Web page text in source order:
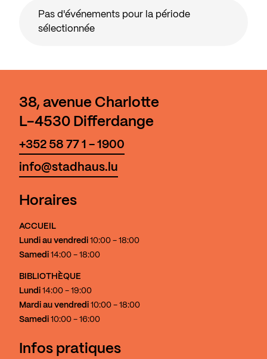
Pas d'événements pour la période
sélectionnée
38, avenue Charlotte
L-4530 Differdange
+352 58 77 1 - 1900
info@stadhaus.lu
Horaires
ACCUEIL
Lundi au vendredi 10:00 - 18:00
Samedi 14:00 - 18:00
BIBLIOTHÈQUE
Lundi 14:00 - 19:00
Mardi au vendredi 10:00 - 18:00
Samedi 10:00 - 16:00
Infos pratiques